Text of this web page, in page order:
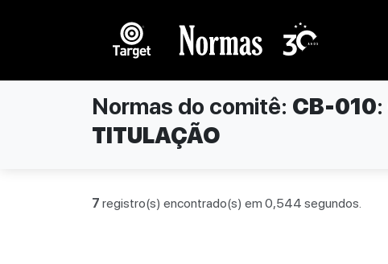
Normas do comitê: CB-010:
TITULAÇÃO
7 registro(s) encontrado(s) em 0,544 segundos.